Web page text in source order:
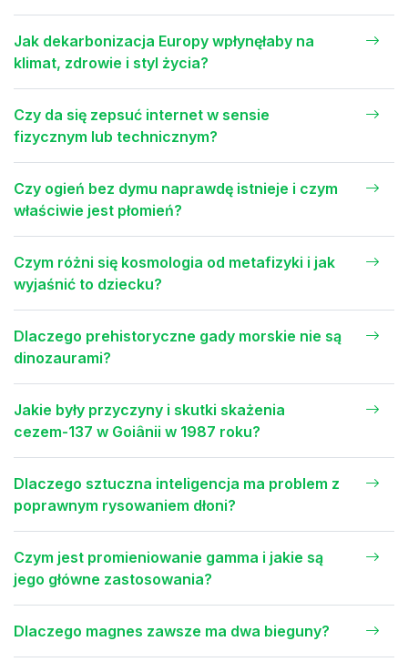
Jak dekarbonizacja Europy wpłynęłaby na
klimat, zdrowie i styl życia?
Czy da się zepsuć internet w sensie
fizycznym lub technicznym?
Czy ogień bez dymu naprawdę istnieje i czym
właściwie jest płomień?
Czym różni się kosmologia od metafizyki i jak
wyjaśnić to dziecku?
Dlaczego prehistoryczne gady morskie nie są
dinozaurami?
Jakie były przyczyny i skutki skażenia
cezem-137 w Goiânii w 1987 roku?
Dlaczego sztuczna inteligencja ma problem z
poprawnym rysowaniem dłoni?
Czym jest promieniowanie gamma i jakie są
jego główne zastosowania?
Dlaczego magnes zawsze ma dwa bieguny?